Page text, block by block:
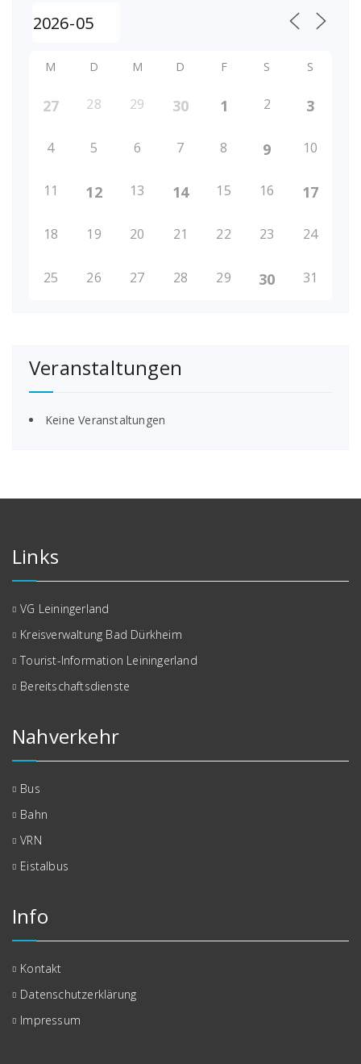
M D M D F S S
27 28 29 30 1 2 3
4 5 6 7 8 9 10
11 12 13 14 15 16 17
18 19 20 21 22 23 24
25 26 27 28 29 30 31
Veranstaltungen
Keine Veranstaltungen
Links
VG Leiningerland
Kreisverwaltung Bad Dürkheim
Tourist-Information Leiningerland
Bereitschaftsdienste
Nahverkehr
Bus
Bahn
VRN
Eistalbus
Info
Kontakt
Datenschutzerklärung
Impressum